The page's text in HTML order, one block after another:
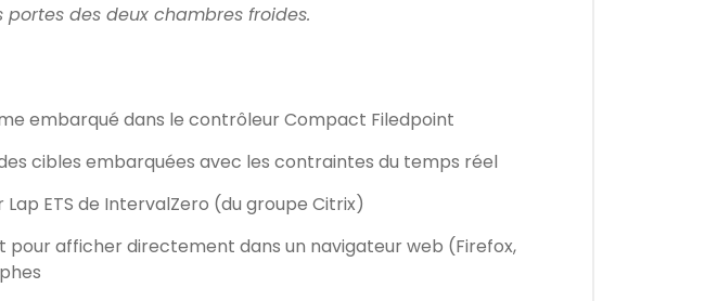
des deux chambres froides.
embarqué dans le contrôleur Compact Filedpoint
cibles embarquées avec les contraintes du temps réel
ETS de IntervalZero (du groupe Citrix)
afficher directement dans un navigateur web (Firefox,